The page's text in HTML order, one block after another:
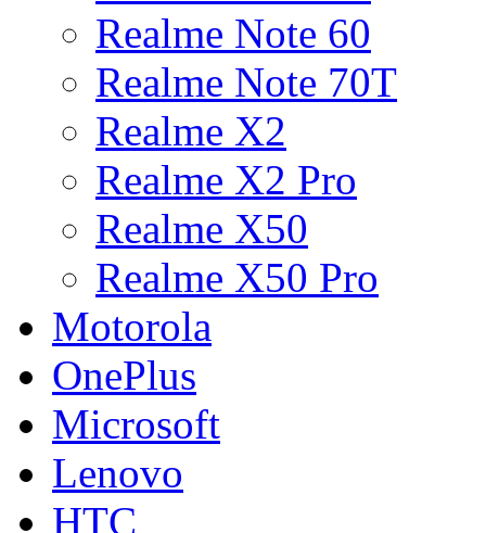
Realme Note 60
Realme Note 70T
Realme X2
Realme X2 Pro
Realme X50
Realme X50 Pro
Motorola
OnePlus
Microsoft
Lenovo
HTC